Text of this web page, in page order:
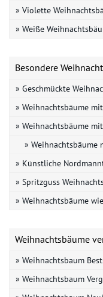
» Violette
» Weiße
Besondere
» Geschmückte
» Weihnachtsbäume
» Weihnachtsbäume
» Weihnachtsbäume
» Künstliche
» Spritzguss
» Weihnachtsbäume
Weihnachtsbäume
» Weihnachtsbaum
» Weihnachtsbaum